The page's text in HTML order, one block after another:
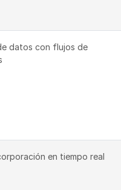
datos con flujos de
en tiempo real